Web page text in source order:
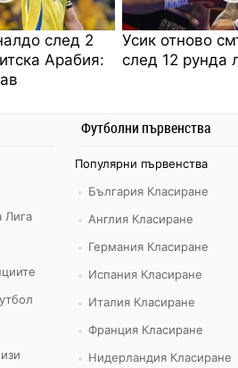
след 2
Арабия:
Усик отново
след 12 рунда
Лига
Футболни първенства
Популярни първенства
България Класиране
Англия Класиране
Германия Класиране
Испания Класиране
Италия Класиране
Франция Класиране
Нидерландия Класиране